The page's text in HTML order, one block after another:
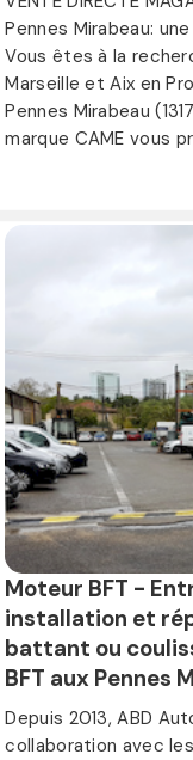
Pennes Mirabeau:
Vous êtes à la
Marseille et Aix en
Pennes Mirabeau
marque CAME vous
Moteur BFT -
installation et
battant ou
BFT aux Pennes
Depuis 2013, ABD
collaboration avec